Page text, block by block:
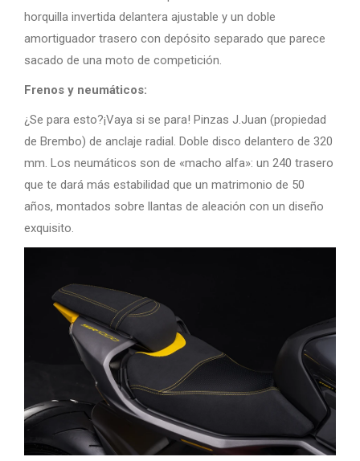
horquilla invertida delantera ajustable y un doble
amortiguador trasero con depósito separado que parece
sacado de una moto de competición.
Frenos y neumáticos:
¿Se para esto?¡Vaya si se para! Pinzas J.Juan (propiedad
de Brembo) de anclaje radial. Doble disco delantero de 320
mm. Los neumáticos son de «macho alfa»: un 240 trasero
que te dará más estabilidad que un matrimonio de 50
años, montados sobre llantas de aleación con un diseño
exquisito.